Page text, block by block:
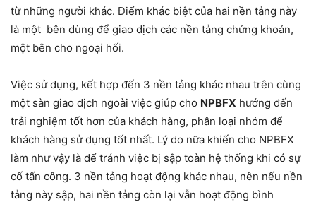
từ những người khác. Điểm khác biệt của hai nền tảng này
là một bên dùng để giao dịch các nền tảng chứng khoán,
một bên cho ngoại hối.
Việc sử dụng, kết hợp đến 3 nền tảng khác nhau trên cùng
một sàn giao dịch ngoài việc giúp cho NPBFX hướng đến
trải nghiệm tốt hơn của khách hàng, phân loại nhóm để
khách hàng sử dụng tốt nhất. Lý do nữa khiến cho NPBFX
làm như vậy là để tránh việc bị sập toàn hệ thống khi có sự
cố tấn công. 3 nền tảng hoạt động khác nhau, nên nếu nền
tảng này sập, hai nền tảng còn lại vẫn hoạt động bình